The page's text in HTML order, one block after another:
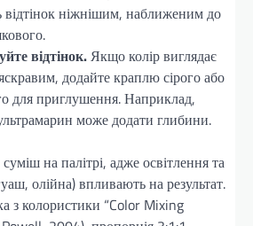
відтінок ніжнішим, наближеним до
відтінок.Якщо колір виглядає
додайте краплю сірого або
для приглушення. Наприклад,
може додати глибини.
на палітрі, адже освітлення та
олійна) впливають на результат.
з колористики “Color Mixing